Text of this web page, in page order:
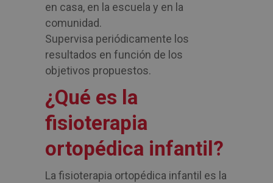
en casa, en la escuela y en la
comunidad.
Supervisa periódicamente los
resultados en función de los
objetivos propuestos.
¿Qué es la
fisioterapia
ortopédica infantil?
La fisioterapia ortopédica infantil es la